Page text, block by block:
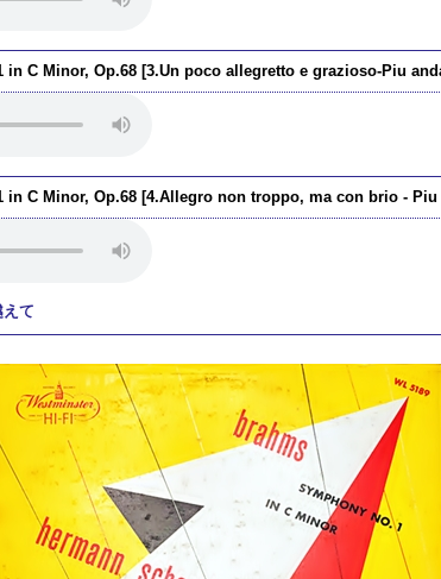
in C Minor, Op.68 [3.Un poco allegretto e grazioso-Piu
in C Minor, Op.68 [4.Allegro non troppo, ma con brio - Piu
て